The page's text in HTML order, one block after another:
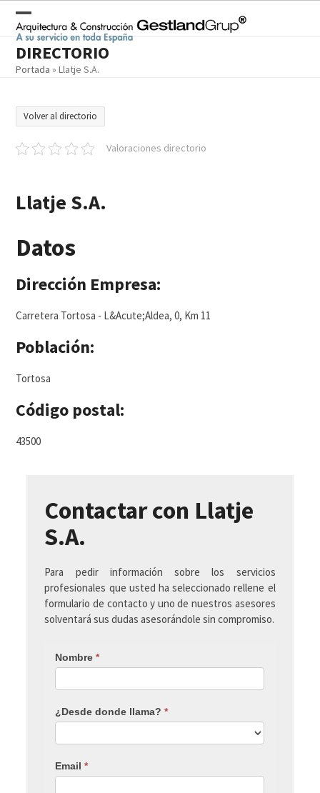
contentOpen
mobile
menu
Close
mobile
menu
DIRECTORIO
Portada »Llatje S.A.
Volver al directorio
Valoraciones directorio
Llatje S.A.
Datos
Dirección Empresa:
Carretera Tortosa - L&Acute;Aldea, 0, Km 11
Población:
Tortosa
Código postal:
43500
Contactar con Llatje
S.A.
Para pedir información sobre los servicios
profesionales que usted ha seleccionado rellene el
formulario de contacto y uno de nuestros asesores
solventará sus dudas asesorándole sin compromiso.
Nombre*
¿Desde donde llama?*
Email*